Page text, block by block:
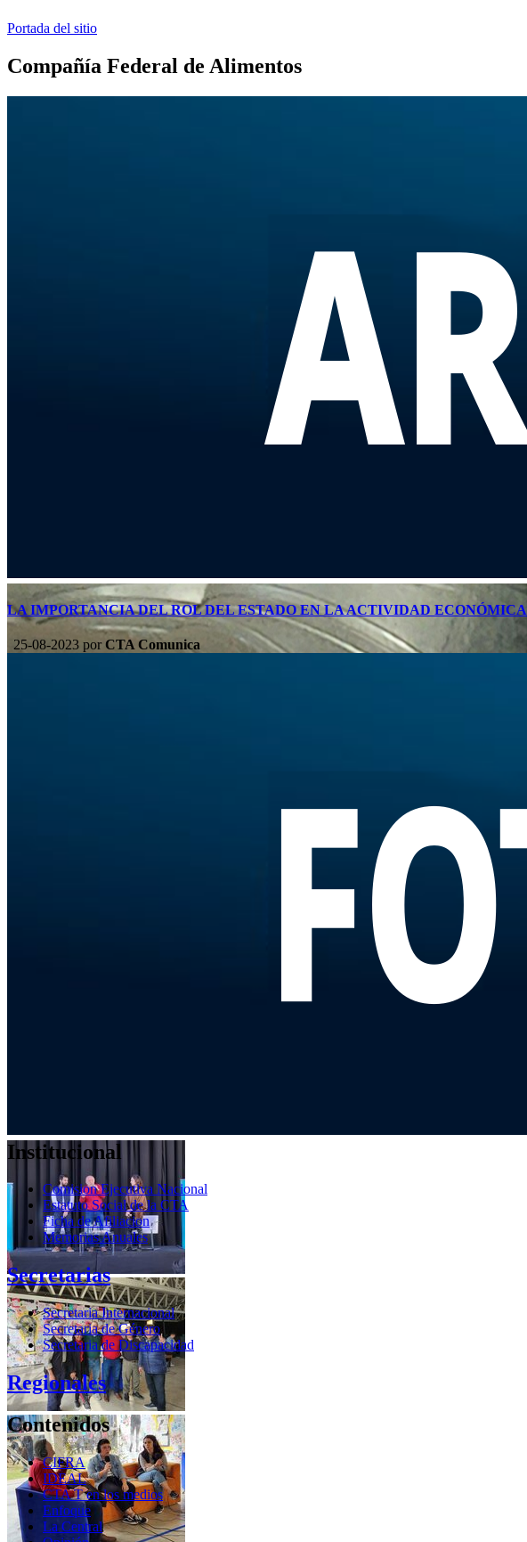
Portada del sitio
Compañía Federal de Alimentos
LA IMPORTANCIA DEL ROL DEL ESTADO EN LA ACTIVIDAD ECONÓMICA
25-08-2023 porCTA Comunica
Institucional
Comision Ejecutiva Nacional
Estatuto Social de la CTA
Ficha de Afiliacion
Memorias Anuales
Secretarias
Secretaria Internacional
Secretaria de Género
Secretaria de Discapacidad
Regionales
Contenidos
CIFRA
IDEAL
CTA T en los medios
Enfoque
La Central